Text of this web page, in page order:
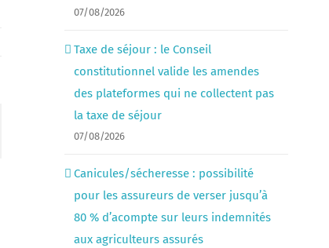
07/08/2026
Taxe de séjour : le Conseil
constitutionnel valide les amendes
des plateformes qui ne collectent pas
la taxe de séjour
07/08/2026
Canicules/sécheresse : possibilité
pour les assureurs de verser jusqu’à
80 % d’acompte sur leurs indemnités
aux agriculteurs assurés